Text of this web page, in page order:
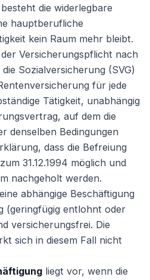
die widerlegbare
hauptberufliche
kein Raum mehr bleibt.
Versicherungspflicht nach
Sozialversicherung (SVG)
für jede
Tätigkeit, unabhängig
auf dem die
denselben Bedingungen
dass die Befreiung
31.12.1994 möglich und
nachgeholt werden.
abhängige Beschäftigung
(geringfügig entlohnt oder
versicherungsfrei. Die
sich in diesem Fall nicht
liegt vor, wenn die